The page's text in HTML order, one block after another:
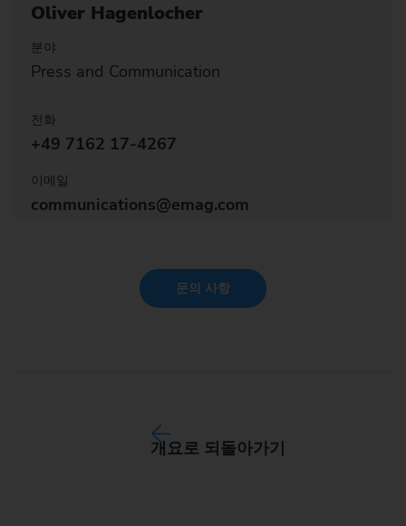
Oliver Hagenlocher
분야
Press and Communication
전화
+49 7162 17-4267
이메일
communications@emag.com
문의 사항
개요로 되돌아가기